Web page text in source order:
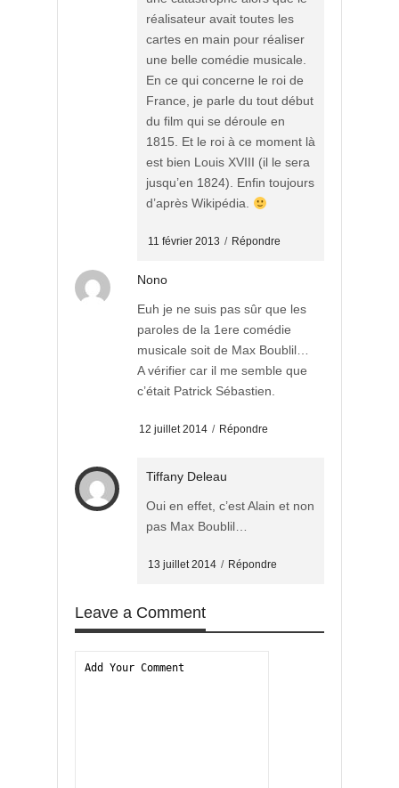
réalisateur avait toutes les
cartes en main pour réaliser
une belle comédie musicale.
En ce qui concerne le roi de
France, je parle du tout début
du film qui se déroule en
1815. Et le roi à ce moment là
est bien Louis XVIII (il le sera
jusqu’en 1824). Enfin toujours
d’après Wikipédia.
11 février 2013 / Répondre
Nono
Euh je ne suis pas sûr que les
paroles de la 1ere comédie
musicale soit de Max Boublil…
A vérifier car il me semble que
c’était Patrick Sébastien.
12 juillet 2014 / Répondre
Tiffany Deleau
Oui en effet, c’est Alain et non
pas Max Boublil…
13 juillet 2014 / Répondre
Leave a Comment